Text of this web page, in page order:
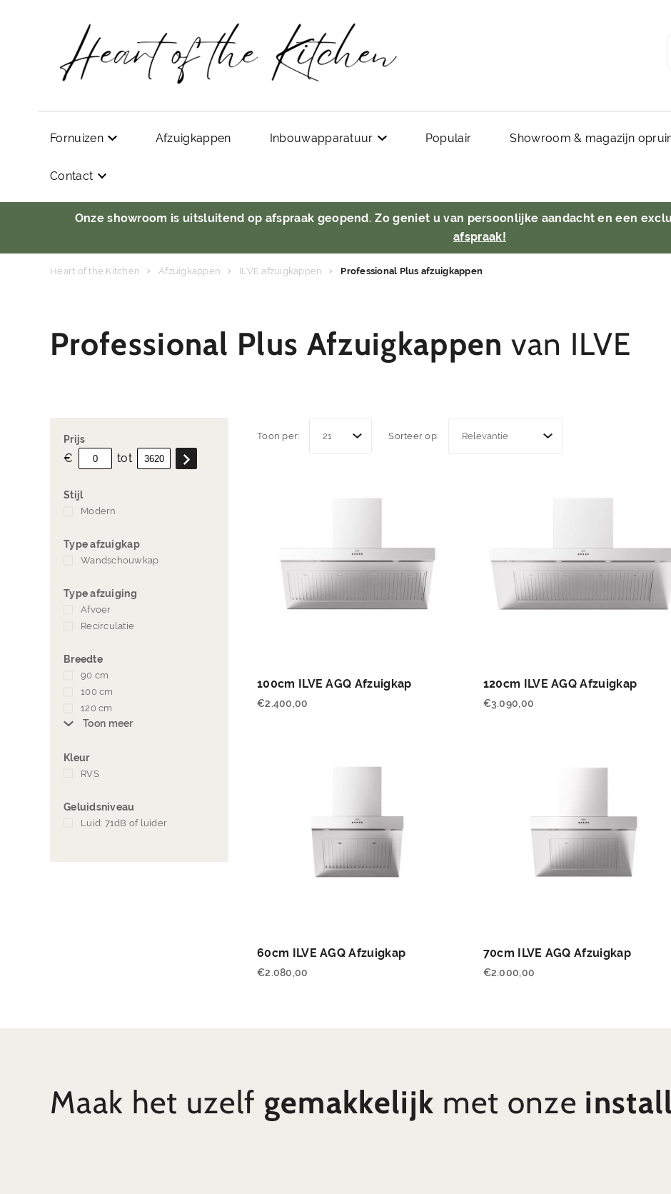
Fornuizen Afzuigkappen Inbouwapparatuur Populair Showroom & magazijn
Contact
Onze showroom is uitsluitend op afspraak geopend. Zo geniet u van persoonlijke aandacht en een
afspraak!
Heart of the Kitchen Afzuigkappen ILVE afzuigkappen Professional Plus afzuigkappen
Professional Plus Afzuigkappen van ILVE
Prijs
€ tot
Stijl
Modern
Type afzuigkap
Wandschouwkap
Type afzuiging
Afvoer
Recirculatie
Breedte
90 cm
100 cm
120 cm
Toon meer
Kleur
RVS
Geluidsniveau
Luid: 71dB of luider
Toon per: Sorteer op:
100cm ILVE AGQ Afzuigkap
€2.400,00
120cm ILVE AGQ Afzuigkap
€3.090,00
60cm ILVE AGQ Afzuigkap
€2.080,00
70cm ILVE AGQ Afzuigkap
€2.000,00
Maak het uzelf gemakkelijk met onze